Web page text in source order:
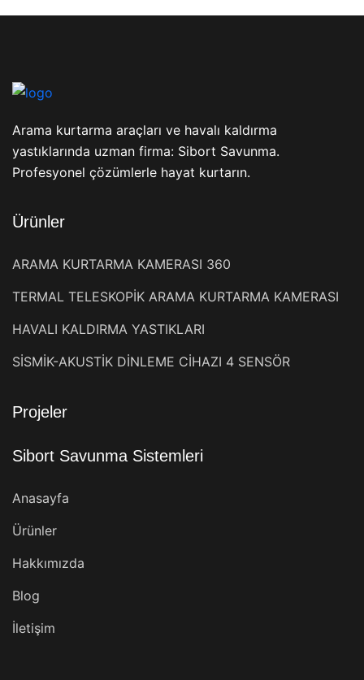
Arama kurtarma araçları ve havalı kaldırma
yastıklarında uzman firma: Sibort Savunma.
Profesyonel çözümlerle hayat kurtarın.
Ürünler
ARAMA KURTARMA KAMERASI 360
TERMAL TELESKOPİK ARAMA KURTARMA KAMERASI
HAVALI KALDIRMA YASTIKLARI
SİSMİK-AKUSTİK DİNLEME CİHAZI 4 SENSÖR
Projeler
Sibort Savunma Sistemleri
Anasayfa
Ürünler
Hakkımızda
Blog
İletişim